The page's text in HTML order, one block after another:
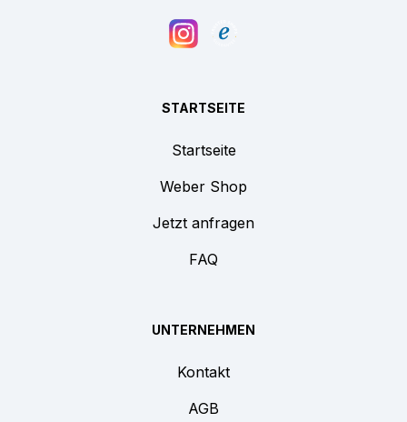
STARTSEITE
Startseite
Weber Shop
Jetzt anfragen
FAQ
UNTERNEHMEN
Kontakt
AGB